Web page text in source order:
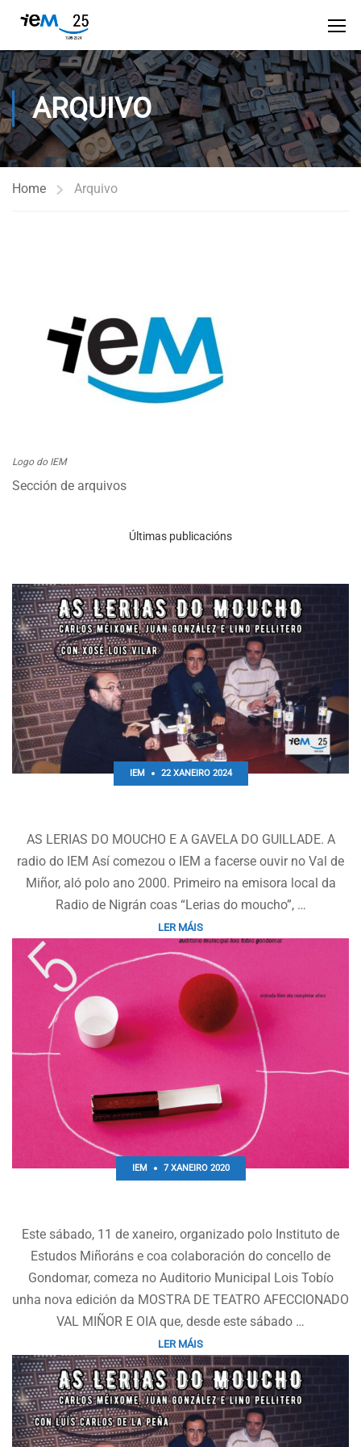
ARQUIVO
Home Arquivo
Logo do IEM
Sección de arquivos
Últimas publicacións
IEM 22 XANEIRO 2024
AS LERIAS DO MOUCHO E A GAVELA DO GUILLADE. A
radio do IEM Así comezou o IEM a facerse ouvir no Val de
Miñor, aló polo ano 2000. Primeiro na emisora local da
Radio de Nigrán coas “Lerias do moucho”, …
LER MÁIS
IEM 7 XANEIRO 2020
Este sábado, 11 de xaneiro, organizado polo Instituto de
Estudos Miñoráns e coa colaboración do concello de
Gondomar, comeza no Auditorio Municipal Lois Tobío
unha nova edición da MOSTRA DE TEATRO AFECCIONADO
VAL MIÑOR E OIA que, desde este sábado …
LER MÁIS